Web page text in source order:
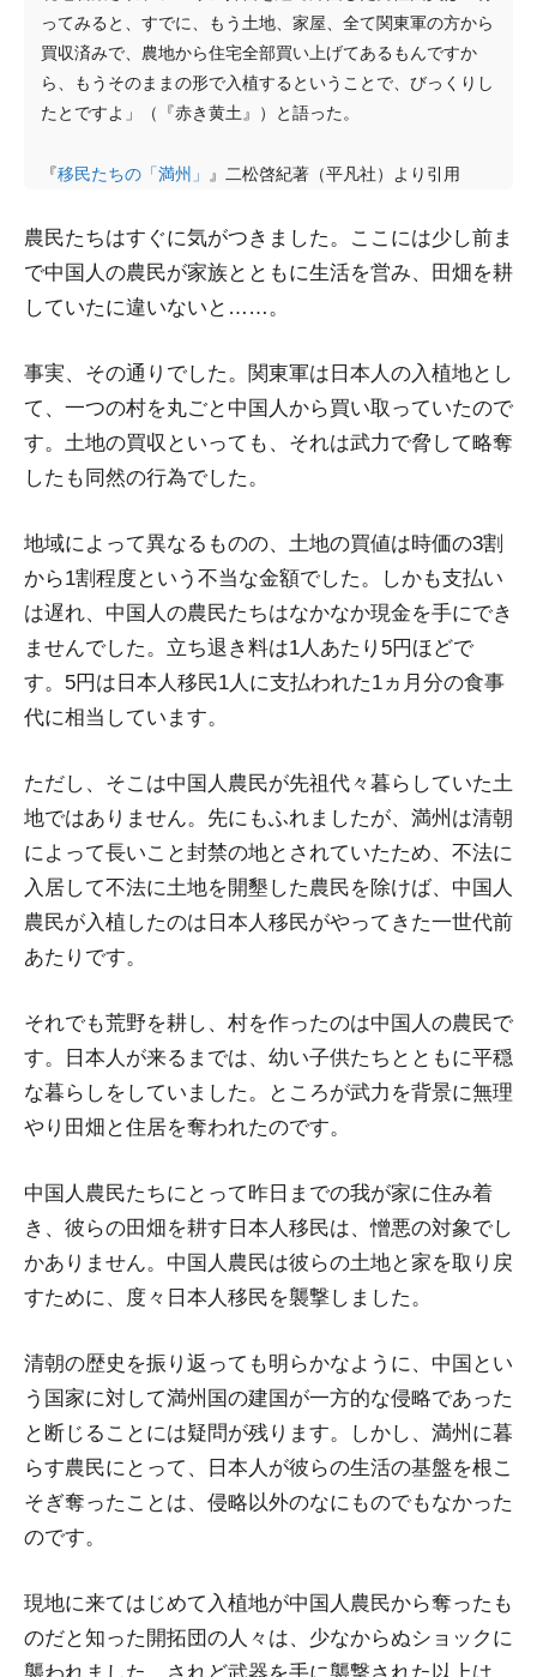
ってみると、すでに、もう土地、家屋、全て関東軍の方から
買収済みで、農地から住宅全部買い上げてあるもんですか
ら、もうそのままの形で入植するということで、びっくりし
たとですよ」（『赤き黄土』）と語った。
『移民たちの「満州」 』二松啓紀著（平凡社）より引用
農民たちはすぐに気がつきました。ここには少し前ま
で中国人の農民が家族とともに生活を営み、田畑を耕
していたに違いないと……。
事実、その通りでした。関東軍は日本人の入植地とし
て、一つの村を丸ごと中国人から買い取っていたので
す。土地の買収といっても、それは武力で脅して略奪
したも同然の行為でした。
地域によって異なるものの、土地の買値は時価の3割
から1割程度という不当な金額でした。しかも支払い
は遅れ、中国人の農民たちはなかなか現金を手にでき
ませんでした。立ち退き料は1人あたり5円ほどで
す。5円は日本人移民1人に支払われた1ヵ月分の食事
代に相当しています。
ただし、そこは中国人農民が先祖代々暮らしていた土
地ではありません。先にもふれましたが、満州は清朝
によって長いこと封禁の地とされていたため、不法に
入居して不法に土地を開墾した農民を除けば、中国人
農民が入植したのは日本人移民がやってきた一世代前
あたりです。
それでも荒野を耕し、村を作ったのは中国人の農民で
す。日本人が来るまでは、幼い子供たちとともに平穏
な暮らしをしていました。ところが武力を背景に無理
やり田畑と住居を奪われたのです。
中国人農民たちにとって昨日までの我が家に住み着
き、彼らの田畑を耕す日本人移民は、憎悪の対象でし
かありません。中国人農民は彼らの土地と家を取り戻
すために、度々日本人移民を襲撃しました。
清朝の歴史を振り返っても明らかなように、中国とい
う国家に対して満州国の建国が一方的な侵略であった
と断じることには疑問が残ります。しかし、満州に暮
らす農民にとって、日本人が彼らの生活の基盤を根こ
そぎ奪ったことは、侵略以外のなにものでもなかった
のです。
現地に来てはじめて入植地が中国人農民から奪ったも
のだと知った開拓団の人々は、少なからぬショックに